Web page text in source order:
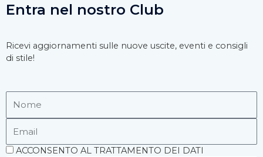
Entra nel nostro Club
Ricevi aggiornamenti sulle nuove uscite, eventi e consigli
di stile!
Accettazione
ACCONSENTO AL TRATTAMENTO DEI DATI